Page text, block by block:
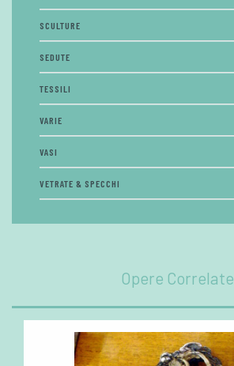
SCULTURE
SEDUTE
TESSILI
VARIE
VASI
VETRATE & SPECCHI
Opere Correlate